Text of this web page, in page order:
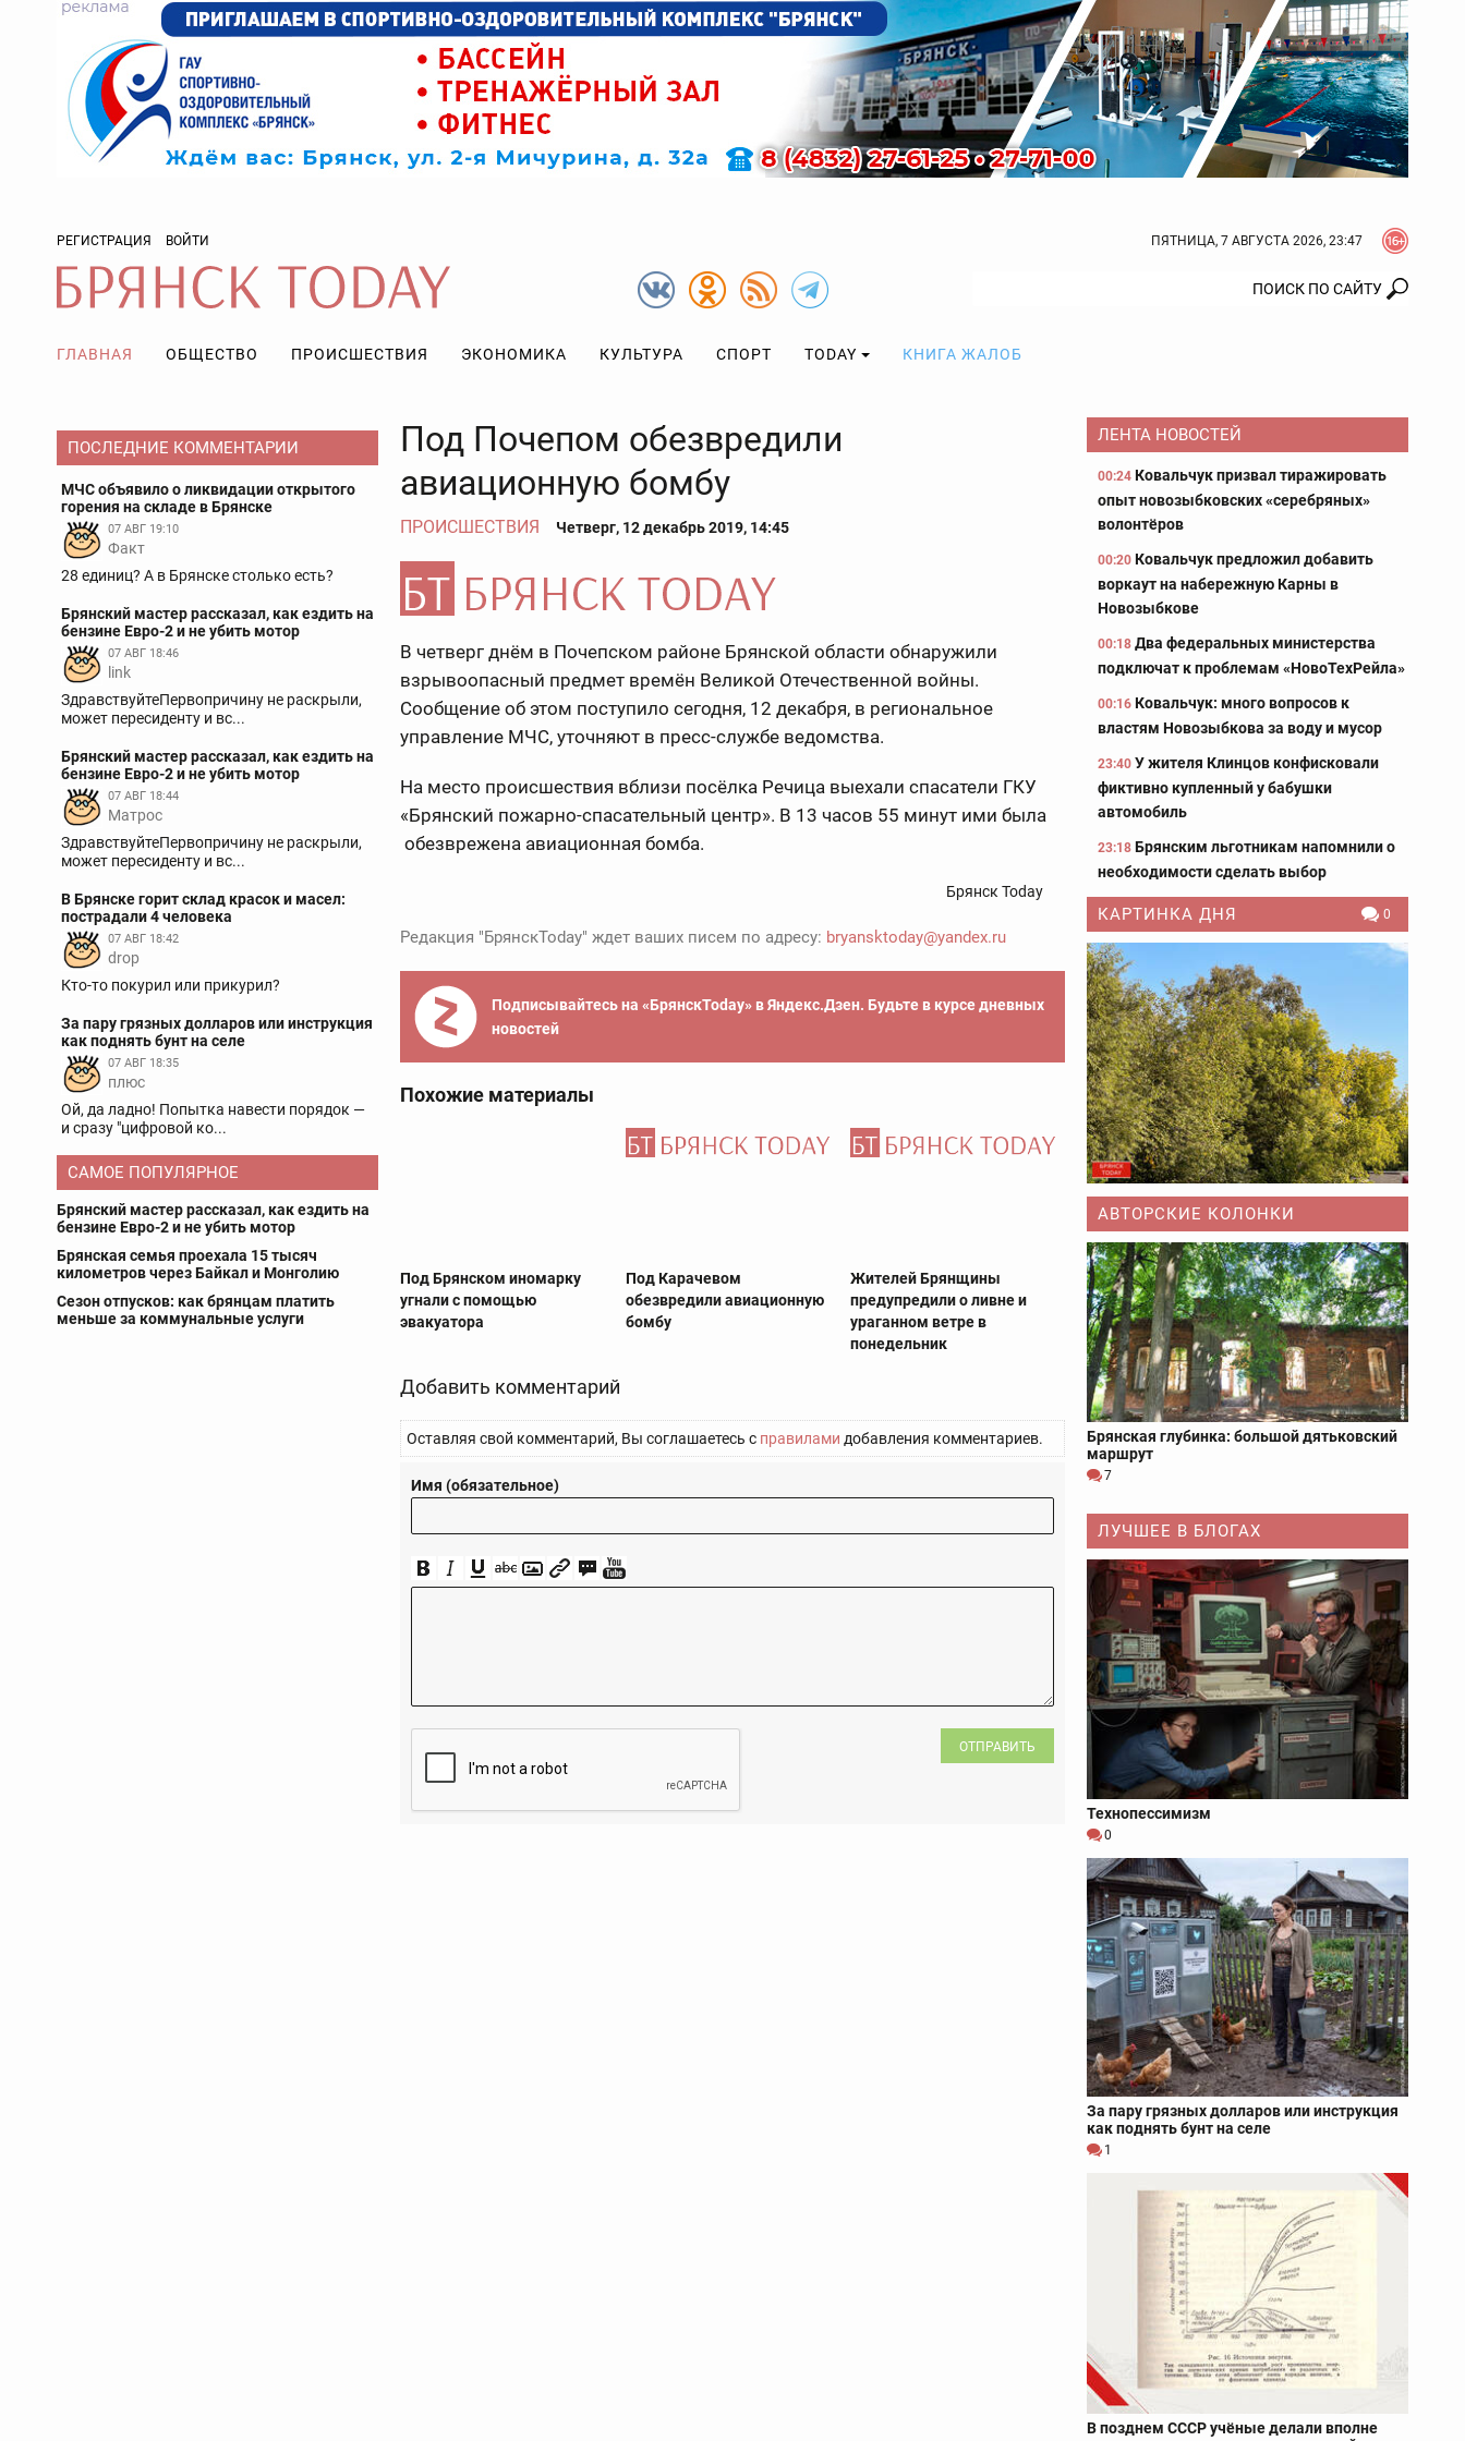
РЕГИСТРАЦИЯ ВОЙТИ ПЯТНИЦА, 7 АВГУСТА 2026, 23:47
ГЛАВНАЯ ОБЩЕСТВО ПРОИСШЕСТВИЯ ЭКОНОМИКА КУЛЬТУРА СПОРТ TODAY КНИГА ЖАЛОБ
ПОСЛЕДНИЕ КОММЕНТАРИИ
МЧС объявило о ликвидации открытого
горения на складе в Брянске
07 АВГ 19:10
Факт
28 единиц? А в Брянске столько есть?
Брянский мастер рассказал, как ездить на
бензине Евро-2 и не убить мотор
07 АВГ 18:46
link
ЗдравствуйтеПервопричину не раскрыли,
может пересиденту и вс...
Брянский мастер рассказал, как ездить на
бензине Евро-2 и не убить мотор
07 АВГ 18:44
Матрос
ЗдравствуйтеПервопричину не раскрыли,
может пересиденту и вс...
В Брянске горит склад красок и масел:
пострадали 4 человека
07 АВГ 18:42
drop
Кто-то покурил или прикурил?
За пару грязных долларов или инструкция
как поднять бунт на селе
07 АВГ 18:35
плюс
Ой, да ладно! Попытка навести порядок —
и сразу "цифровой ко...
САМОЕ ПОПУЛЯРНОЕ
Брянский мастер рассказал, как ездить на
бензине Евро-2 и не убить мотор
Брянская семья проехала 15 тысяч
километров через Байкал и Монголию
Сезон отпусков: как брянцам платить
меньше за коммунальные услуги
Под Почепом обезвредили
авиационную бомбу
ПРОИСШЕСТВИЯ Четверг, 12 декабрь 2019, 14:45
В четверг днём в Почепском районе Брянской области обнаружили
взрывоопасный предмет времён Великой Отечественной войны.
Сообщение об этом поступило сегодня, 12 декабря, в региональное
управление МЧС, уточняют в пресс-службе ведомства.
На место происшествия вблизи посёлка Речица выехали спасатели ГКУ
«Брянский пожарно-спасательный центр». В 13 часов 55 минут ими была
обезврежена авиационная бомба.
Брянск Today
Редакция "БрянскToday" ждет ваших писем по адресу: bryansktoday@yandex.ru
Подписывайтесь на «БрянскToday» в Яндекс.Дзен. Будьте в курсе дневных
новостей
Похожие материалы
Под Брянском иномарку
угнали с помощью
эвакуатора
Под Карачевом
обезвредили авиационную
бомбу
Жителей Брянщины
предупредили о ливне и
ураганном ветре в
понедельник
Добавить комментарий
Оставляя свой комментарий, Вы соглашаетесь с правилами добавления комментариев.
Имя (обязательное)
ОТПРАВИТЬ
ЛЕНТА НОВОСТЕЙ
00:24 Ковальчук призвал тиражировать
опыт новозыбковских «серебряных»
волонтёров
00:20 Ковальчук предложил добавить
воркаут на набережную Карны в
Новозыбкове
00:18 Два федеральных министерства
подключат к проблемам «НовоТехРейла»
00:16 Ковальчук: много вопросов к
властям Новозыбкова за воду и мусор
23:40 У жителя Клинцов конфисковали
фиктивно купленный у бабушки
автомобиль
23:18 Брянским льготникам напомнили о
необходимости сделать выбор
КАРТИНКА ДНЯ 0
АВТОРСКИЕ КОЛОНКИ
Брянская глубинка: большой дятьковский
маршрут
7
ЛУЧШЕЕ В БЛОГАХ
Технопессимизм
0
За пару грязных долларов или инструкция
как поднять бунт на селе
1
В позднем СССР учёные делали вполне